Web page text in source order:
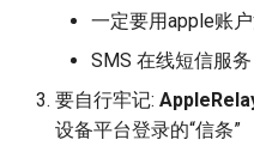
Test-of-Time Award 背
的故事》
醍醐灌顶 -《了解/从事
器学习/深度学习系统 相
一定要用apple账
SMS 在线短信服务
要自行牢记:
设备平台登录的“信条”